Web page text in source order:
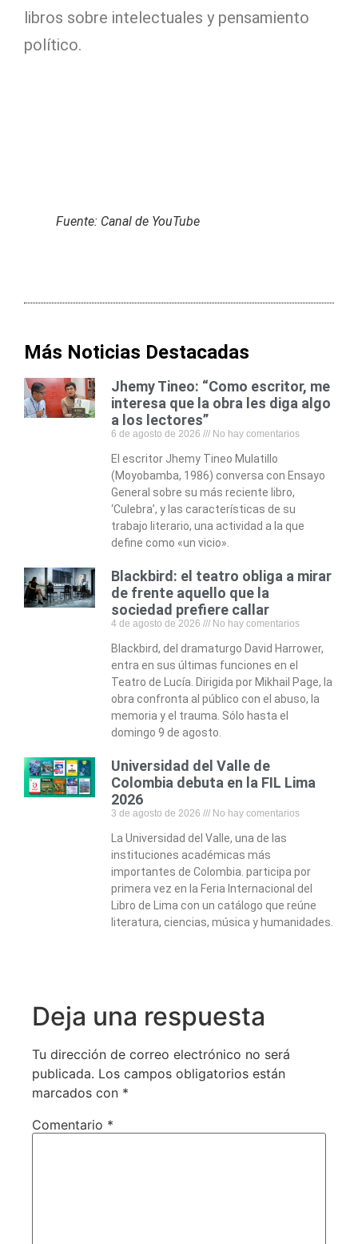
libros sobre intelectuales y pensamiento
político.
Fuente: Canal de YouTube
Más Noticias Destacadas
Jhemy Tineo: “Como escritor, me
interesa que la obra les diga algo
a los lectores”
6 de agosto de 2026 No hay comentarios
El escritor Jhemy Tineo Mulatillo
(Moyobamba, 1986) conversa con Ensayo
General sobre su más reciente libro,
‘Culebra’, y las características de su
trabajo literario, una actividad a la que
define como «un vicio».
Blackbird: el teatro obliga a mirar
de frente aquello que la
sociedad prefiere callar
4 de agosto de 2026 No hay comentarios
Blackbird, del dramaturgo David Harrower,
entra en sus últimas funciones en el
Teatro de Lucía. Dirigida por Mikhail Page, la
obra confronta al público con el abuso, la
memoria y el trauma. Sólo hasta el
domingo 9 de agosto.
Universidad del Valle de
Colombia debuta en la FIL Lima
2026
3 de agosto de 2026 No hay comentarios
La Universidad del Valle, una de las
instituciones académicas más
importantes de Colombia. participa por
primera vez en la Feria Internacional del
Libro de Lima con un catálogo que reúne
literatura, ciencias, música y humanidades.
Deja una respuesta
Tu dirección de correo electrónico no será
publicada. Los campos obligatorios están
marcados con *
Comentario *